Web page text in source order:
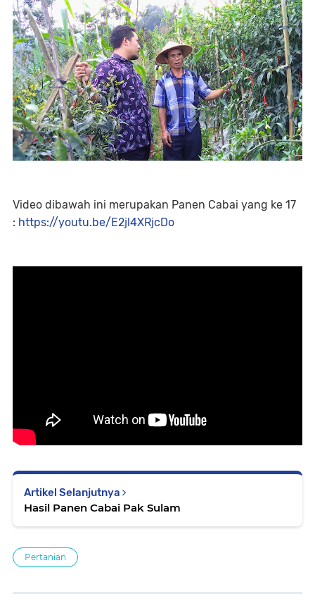
Video dibawah ini merupakan Panen Cabai yang ke 17
: https://youtu.be/E2jl4XRjcDo
Artikel Selanjutnya
Hasil Panen Cabai Pak Sulam
Pertanian